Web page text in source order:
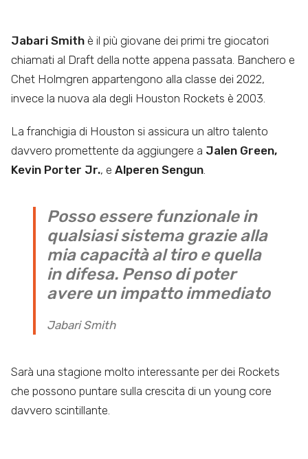
Jabari Smith è il più giovane dei primi tre giocatori
chiamati al Draft della notte appena passata. Banchero e
Chet Holmgren appartengono alla classe dei 2022,
invece la nuova ala degli Houston Rockets è 2003.
La franchigia di Houston si assicura un altro talento
davvero promettente da aggiungere a Jalen Green,
Kevin Porter Jr., e Alperen Sengun.
Posso essere funzionale in
qualsiasi sistema grazie alla
mia capacità al tiro e quella
in difesa. Penso di poter
avere un impatto immediato
Jabari Smith
Sarà una stagione molto interessante per dei Rockets
che possono puntare sulla crescita di un young core
davvero scintillante.